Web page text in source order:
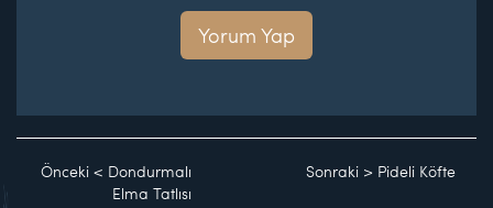
Yorum Yap
Önceki < Dondurmalı
Elma Tatlısı
Sonraki > Pideli Köfte